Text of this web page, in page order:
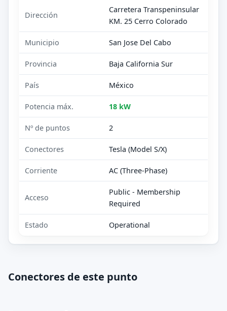
Dirección
Carretera Transpeninsular
KM. 25 Cerro Colorado
Municipio San Jose Del Cabo
Provincia Baja California Sur
País México
Potencia máx. 18 kW
Nº de puntos 2
Conectores Tesla (Model S/X)
Corriente AC (Three-Phase)
Acceso
Public - Membership
Required
Estado Operational
Conectores de este punto